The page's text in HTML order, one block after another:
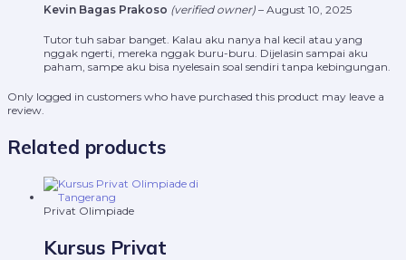
Kevin Bagas Prakoso (verified owner) – August 10, 2025
Tutor tuh sabar banget. Kalau aku nanya hal kecil atau yang
nggak ngerti, mereka nggak buru-buru. Dijelasin sampai aku
paham, sampe aku bisa nyelesain soal sendiri tanpa kebingungan.
Only logged in customers who have purchased this product may leave a
review.
Related products
Privat Olimpiade
Kursus Privat